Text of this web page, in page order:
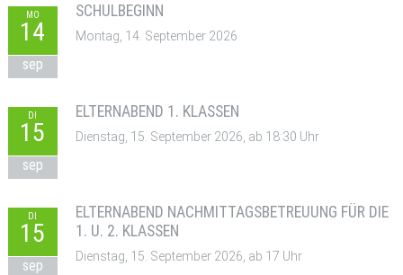
MO
14
sep
SCHULBEGINN
Montag, 14. September 2026
DI
15
sep
ELTERNABEND 1. KLASSEN
Dienstag, 15. September 2026, ab 18:30 Uhr
DI
15
sep
ELTERNABEND NACHMITTAGSBETREUUNG FÜR DIE
1. U. 2. KLASSEN
Dienstag, 15. September 2026, ab 17 Uhr